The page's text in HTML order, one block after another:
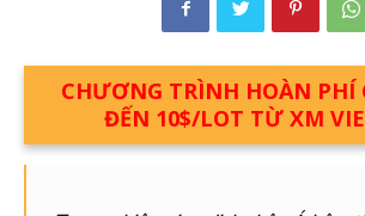
CHƯƠNG TRÌNH HOÀN PHÍ
ĐẾN 10$/LOT TỪ XM